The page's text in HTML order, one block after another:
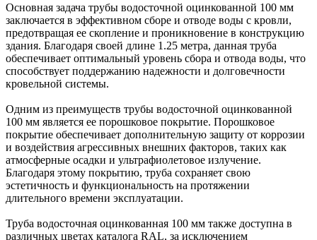
Основная задача трубы водосточной оцинкованной 100 мм
заключается в эффективном сборе и отводе воды с кровли,
предотвращая ее скопление и проникновение в конструкцию
здания. Благодаря своей длине 1.25 метра, данная труба
обеспечивает оптимальный уровень сбора и отвода воды, что
способствует поддержанию надежности и долговечности
кровельной системы.
Одним из преимуществ трубы водосточной оцинкованной
100 мм является ее порошковое покрытие. Порошковое
покрытие обеспечивает дополнительную защиту от коррозии
и воздействия агрессивных внешних факторов, таких как
атмосферные осадки и ультрафиолетовое излучение.
Благодаря этому покрытию, труба сохраняет свою
эстетичность и функциональность на протяжении
длительного времени эксплуатации.
Труба водосточная оцинкованная 100 мм также доступна в
различных цветах каталога RAL, за исключением